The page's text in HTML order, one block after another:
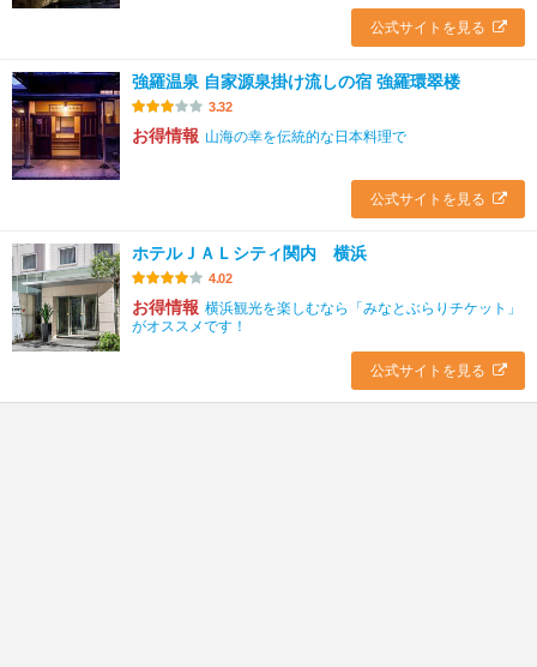
公式サイトを見る
強羅温泉 自家源泉掛け流しの宿 強羅環翠楼
3.32
お得情報 山海の幸を伝統的な日本料理で
公式サイトを見る
ホテルＪＡＬシティ関内 横浜
4.02
お得情報 横浜観光を楽しむなら「みなとぶらりチケット」
がオススメです！
公式サイトを見る